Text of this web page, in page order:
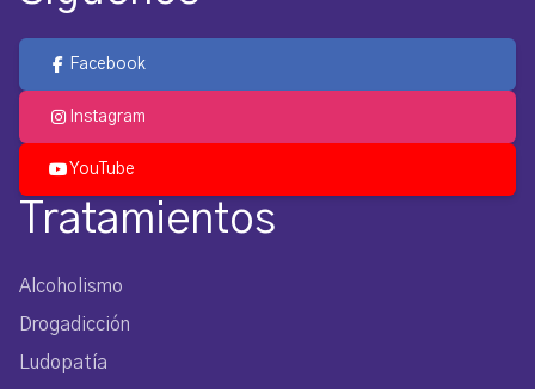
Facebook
Instagram
YouTube
Tratamientos
Alcoholismo
Drogadicción
Ludopatía